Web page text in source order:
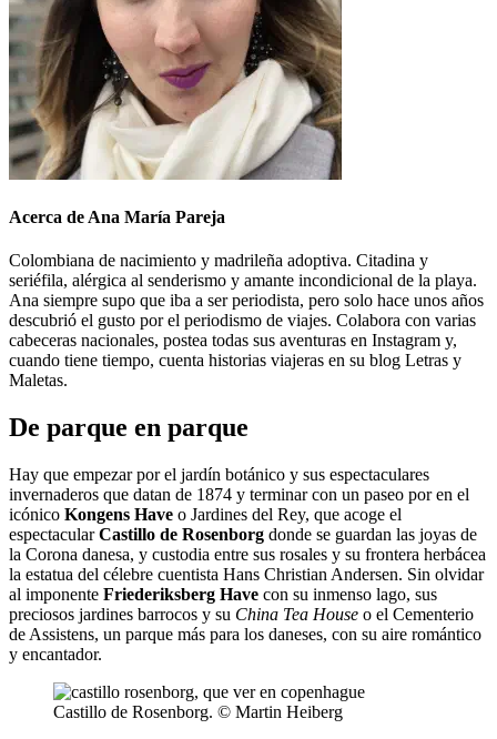
Acerca de Ana María Pareja
Colombiana de nacimiento y madrileña adoptiva. Citadina y
seriéfila, alérgica al senderismo y amante incondicional de la playa.
Ana siempre supo que iba a ser periodista, pero solo hace unos años
descubrió el gusto por el periodismo de viajes. Colabora con varias
cabeceras nacionales, postea todas sus aventuras en Instagram y,
cuando tiene tiempo, cuenta historias viajeras en su blog Letras y
Maletas.
De parque en parque
Hay que empezar por el jardín botánico y sus espectaculares
invernaderos que datan de 1874 y terminar con un paseo por en el
icónico Kongens Have o Jardines del Rey, que acoge el
espectacularCastillo de Rosenborg donde se guardan las joyas de
la Corona danesa, y custodia entre sus rosales y su frontera herbácea
la estatua del célebre cuentista Hans Christian Andersen. Sin olvidar
al imponente Friederiksberg Have con su inmenso lago, sus
preciosos jardines barrocos y su China Tea House o el Cementerio
de Assistens, un parque más para los daneses, con su aire romántico
y encantador.
Castillo de Rosenborg. © Martin Heiberg